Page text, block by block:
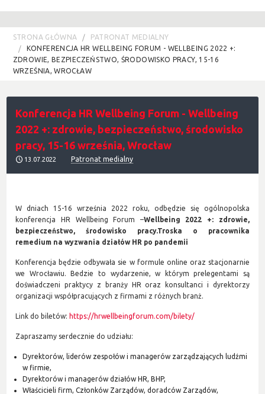
STRONA GŁÓWNA
PATRONAT MEDIALNY
KONFERENCJA HR WELLBEING FORUM - WELLBEING 2022 +:
ZDROWIE, BEZPIECZEŃSTWO, ŚRODOWISKO PRACY, 15-16
WRZEŚNIA, WROCŁAW
Konferencja HR Wellbeing Forum - Wellbeing
2022 +: zdrowie, bezpieczeństwo, środowisko
pracy, 15-16 września, Wrocław
13.07.2022 Patronat medialny
W dniach 15-16 września 2022 roku, odbędzie się ogólnopolska
konferencja HR Wellbeing Forum –Wellbeing 2022 +: zdrowie,
bezpieczeństwo, środowisko pracy.Troska o pracownika
remedium na wyzwania działów HR po pandemii
Konferencja będzie odbywała sie w formule online oraz stacjonarnie
we Wrocławiu. Bedzie to wydarzenie, w którym prelegentami są
doświadczeni praktycy z branży HR oraz konsultanci i dyrektorzy
organizacji współpracujących z firmami z różnych branż.
Link do biletów: https://hrwellbeingforum.com/bilety/
Zapraszamy serdecznie do udziału:
Dyrektorów, liderów zespołów i managerów zarządzających ludźmi
w firmie,
Dyrektorów i managerów działów HR, BHP,
Właścicieli firm, Członków Zarządów, doradców Zarządów,